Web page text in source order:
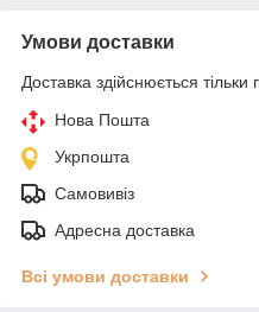
Умови доставки
Доставка здійснюється тільки
Нова Пошта
Укрпошта
Самовивіз
Адресна доставка
Всі умови доставки